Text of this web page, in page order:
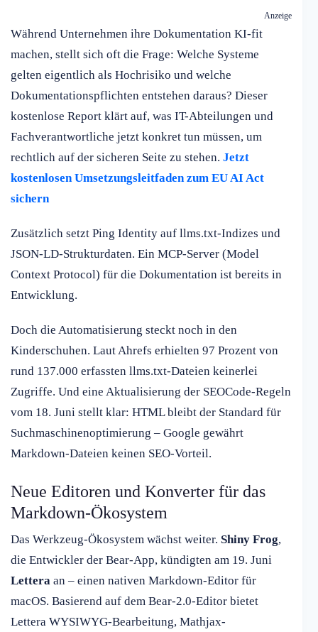
Anzeige
Während Unternehmen ihre Dokumentation KI-fit
machen, stellt sich oft die Frage: Welche Systeme
gelten eigentlich als Hochrisiko und welche
Dokumentationspflichten entstehen daraus? Dieser
kostenlose Report klärt auf, was IT-Abteilungen und
Fachverantwortliche jetzt konkret tun müssen, um
rechtlich auf der sicheren Seite zu stehen. Jetzt
kostenlosen Umsetzungsleitfaden zum EU AI Act
sichern
Zusätzlich setzt Ping Identity auf llms.txt-Indizes und
JSON-LD-Strukturdaten. Ein MCP-Server (Model
Context Protocol) für die Dokumentation ist bereits in
Entwicklung.
Doch die Automatisierung steckt noch in den
Kinderschuhen. Laut Ahrefs erhielten 97 Prozent von
rund 137.000 erfassten llms.txt-Dateien keinerlei
Zugriffe. Und eine Aktualisierung der SEOCode-Regeln
vom 18. Juni stellt klar: HTML bleibt der Standard für
Suchmaschinenoptimierung – Google gewährt
Markdown-Dateien keinen SEO-Vorteil.
Neue Editoren und Konverter für das
Markdown-Ökosystem
Das Werkzeug-Ökosystem wächst weiter. Shiny Frog,
die Entwickler der Bear-App, kündigten am 19. Juni
Lettera an – einen nativen Markdown-Editor für
macOS. Basierend auf dem Bear-2.0-Editor bietet
Lettera WYSIWYG-Bearbeitung, Mathjax-